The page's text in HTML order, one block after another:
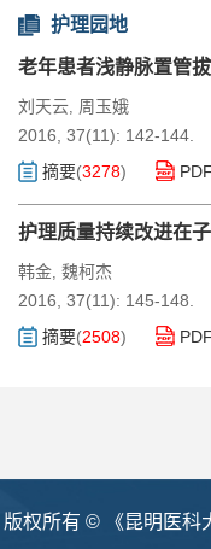
护理园地
老年患者浅静脉置管
刘天云, 周玉娥
2016, 37(11): 142-144.
摘要(3278) PDF
护理质量持续改进在
韩金, 魏柯杰
2016, 37(11): 145-148.
摘要(2508) PDF
版权所有 © 《昆明医